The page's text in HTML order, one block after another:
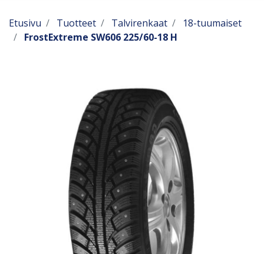
Etusivu Tuotteet Talvirenkaat
18-tuumaiset
FrostExtreme SW606 225/60-18 H